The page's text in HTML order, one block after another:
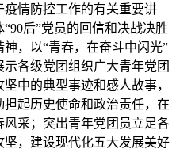
情防控工作的有关重要讲
后”党员的回信和决战决胜
，以“青春，在奋斗中闪光”
各级党团组织广大青年党团
中的典型事迹和感人故事，
起历史使命和政治责任，在
采；突出青年党团员立足各
，建设现代化五大发展美好